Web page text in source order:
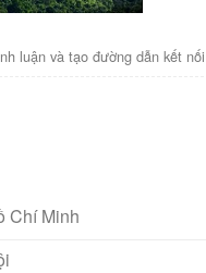
luận và tạo đường dẫn kết
Chí Minh